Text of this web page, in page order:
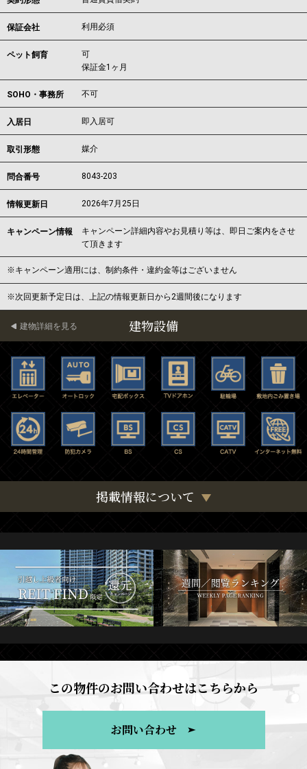
保証会社 利用必須
ペット飼育
可
保証金1ヶ月
SOHO・事務所 不可
入居日 即入居可
取引形態 媒介
問合番号 8043-203
情報更新日 2026年7月25日
キャンペーン情報
キャンペーン詳細内容やお見積り等は、即日ご案内をさせ
て頂きます
※キャンペーン適用には、制約条件・違約金等はございません
※次回更新予定日は、上記の情報更新日から2週間後になります
建物設備
建物詳細を見る
掲載情報について
この物件のお問い合わせはこちらから
お問い合わせ